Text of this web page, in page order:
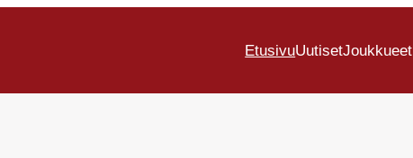
EtusivuUutisetJoukkueet